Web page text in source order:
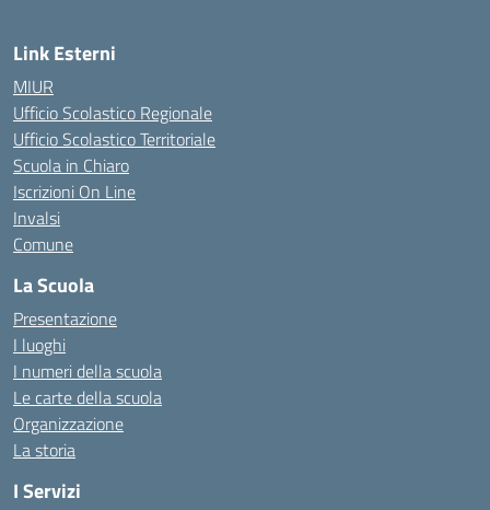
Link Esterni
MIUR
Ufficio Scolastico Regionale
Ufficio Scolastico Territoriale
Scuola in Chiaro
Iscrizioni On Line
Invalsi
Comune
La Scuola
Presentazione
I luoghi
I numeri della scuola
Le carte della scuola
Organizzazione
La storia
I Servizi